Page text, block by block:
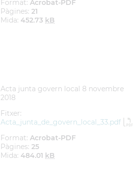
Format: Acrobat-PDF
Pàgines: 21
Mida: 452.73 kB
Acta junta govern local 8 novembre
2018
Fitxer:
Acta_junta_de_govern_local_33.pdf
Format: Acrobat-PDF
Pàgines: 25
Mida: 484.01 kB